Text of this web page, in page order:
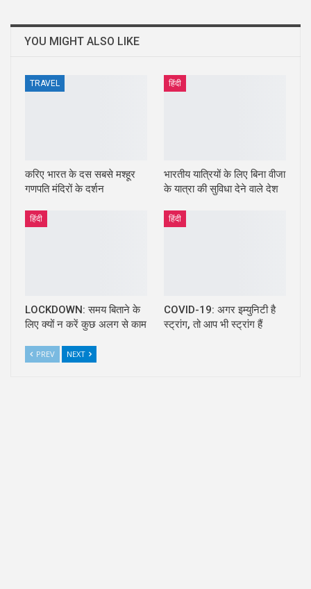
YOU MIGHT ALSO LIKE
TRAVEL
करिए भारत के दस सबसे मश्हूर
गणपति मंदिरों के दर्शन
हिंदी
भारतीय यात्रियों के लिए बिना वीजा
के यात्रा की सुविधा देने वाले देश
हिंदी
LOCKDOWN: समय बिताने के
लिए क्यों न करें कुछ अलग से काम
हिंदी
COVID-19: अगर इम्युनिटी है
स्ट्रांग, तो आप भी स्ट्रांग हैं
PREV NEXT